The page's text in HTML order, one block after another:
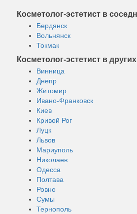
Косметолог-эстетист в
Бердянск
Вольнянск
Токмак
Косметолог-эстетист в
Винница
Днепр
Житомир
Ивано-Франковск
Киев
Кривой Рог
Луцк
Львов
Мариуполь
Николаев
Одесса
Полтава
Ровно
Сумы
Тернополь